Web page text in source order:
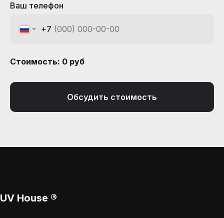
Ваш телефон
+7
Стоимость: 0 руб
Обсудить стоимость
UV House ®